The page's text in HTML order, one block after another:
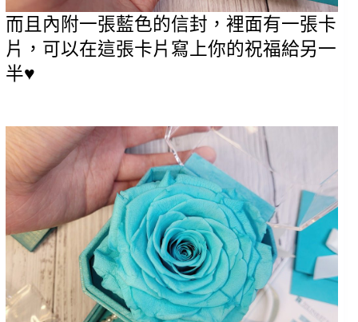
而且內附一張藍色的信封，裡面有一張卡
片，可以在這張卡片寫上你的祝福給另一
半♥️